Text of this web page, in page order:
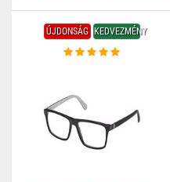
ÚJDONSÁG KEDVEZMÉNY